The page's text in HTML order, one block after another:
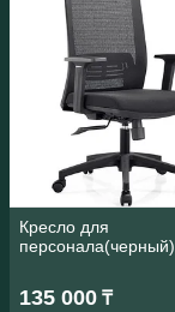
Кресло для
персонала(черный)
135 000 ₸